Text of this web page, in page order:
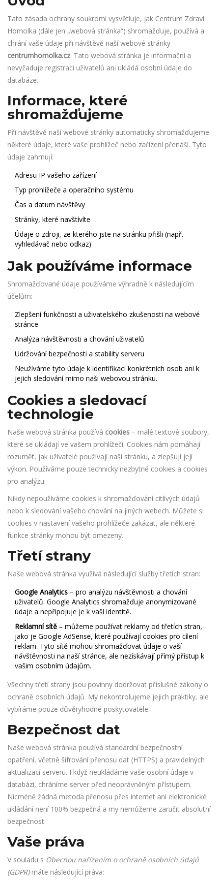
Tato zásada ochrany soukromí vysvětluje, jak Centrum Zdraví
Homolka (dále jen „webová stránka“) shromažďuje, používá a
chrání vaše údaje při návštěvě naší webové stránky
centrumhomolka.cz. Tato webová stránka je informační a
nevyžaduje registraci uživatelů ani ukládá osobní údaje do
databáze.
Informace, které
shromažďujeme
Při návštěvě naší webové stránky automaticky shromažďujeme
některé údaje, které vaše prohlížeč nebo zařízení přenáší. Tyto
údaje zahrnují:
Adresu IP vašeho zařízení
Typ prohlížeče a operačního systému
Čas a datum návštěvy
Stránky, které navštívíte
Údaje o zdroji, ze kterého jste na stránku přišli (např.
vyhledávač nebo odkaz)
Jak používáme informace
Shromažďované údaje používáme výhradně k následujícím
účelům:
Zlepšení funkčnosti a uživatelského zkušenosti na webové
stránce
Analýza návštěvnosti a chování uživatelů
Udržování bezpečnosti a stability serveru
Neužíváme tyto údaje k identifikaci konkrétních osob ani k
jejich sledování mimo naši webovou stránku.
Cookies a sledovací
technologie
Naše webová stránka používá cookies – malé textové soubory,
které se ukládají ve vašem prohlížeči. Cookies nám pomáhají
rozumět, jak uživatelé používají naši stránku, a zlepšují její
výkon. Používáme pouze technicky nezbytné cookies a cookies
pro analýzu.
Nikdy nepoužíváme cookies k shromažďování citlivých údajů
nebo k sledování vašeho chování na jiných webech. Můžete si
cookies v nastavení vašeho prohlížeče zakázat, ale některé
funkce stránky mohou být omezeny.
Třetí strany
Naše webová stránka využívá následující služby třetích stran:
Google Analytics – pro analýzu návštěvnosti a chování
uživatelů. Google Analytics shromažďuje anonymizované
údaje a nepřipojuje je k vaší identitě.
Reklamní sítě – můžeme používat reklamy od třetích stran,
jako je Google AdSense, které používají cookies pro cílení
reklam. Tyto sítě mohou shromažďovat údaje o vaší
návštěvnosti na naší stránce, ale nezískávají přímý přístup k
vašim osobním údajům.
Všechny třetí strany jsou povinny dodržovat příslušné zákony o
ochraně osobních údajů. My nekontrolujeme jejich praktiky, ale
vybíráme pouze důvěryhodné poskytovatele.
Bezpečnost dat
Naše webová stránka používá standardní bezpečnostní
opatření, včetně šifrování přenosu dat (HTTPS) a pravidelných
aktualizací serveru. I když neukládáme vaše osobní údaje v
databázi, chráníme server před neoprávněným přístupem.
Nicméně žádná metoda přenosu přes internet ani elektronické
ukládání není 100% bezpečná a my nemůžeme zaručit absolutní
bezpečnost.
Vaše práva
V souladu s Obecnou nařízením o ochraně osobních údajů
(GDPR)máte následující práva: